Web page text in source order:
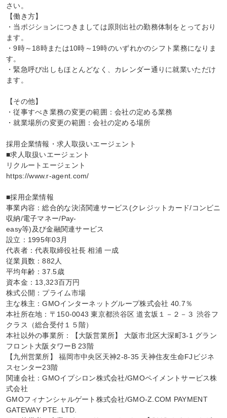
さい。
【働き方】
・当ポジションにつきましては原則出社の勤務体制をとっており
ます。
・9時～18時または10時～19時のいずれかのシフト業務になりま
す。
・緊急呼び出しもほとんどなく、カレンダー通りに就業いただけ
ます。
【その他】
・従事すべき業務の変更の範囲：会社の定める業務
・就業場所の変更の範囲：会社の定める場所
採用企業情報・求人取扱いエージェント
■求人取扱いエージェント
リクルートエージェント
https://www.r-agent.com/
■採用企業情報
事業内容：総合的な決済関連サービス(クレジットカード/コンビニ
収納/電子マネー/Pay-
easy等)及び金融関連サービス
設立：1995年03月
代表者：代表取締役社長 相浦 一成
従業員数：882人
平均年齢：37.5歳
資本金：13,323百万円
株式公開：プライム市場
主な株主：GMOインターネットグループ株式会社 40.7％
本社所在地：〒150-0043 東京都渋谷区 道玄坂１－２－３ 渋谷フ
クラス（総合受付１５階）
本社以外の事業所：【大阪営業所】 大阪市北区大深町3-1 グラン
フロント大阪タワーB 23階
【九州営業所】 福岡市中央区天神2-8-35 天神住友生命FJビジネ
スセンター23階
関連会社：GMOイプシロン株式会社/GMOペイメントサービス株
式会社
GMOフィナンシャルゲート株式会社/GMO-Z.COM PAYMENT
GATEWAY PTE. LTD.